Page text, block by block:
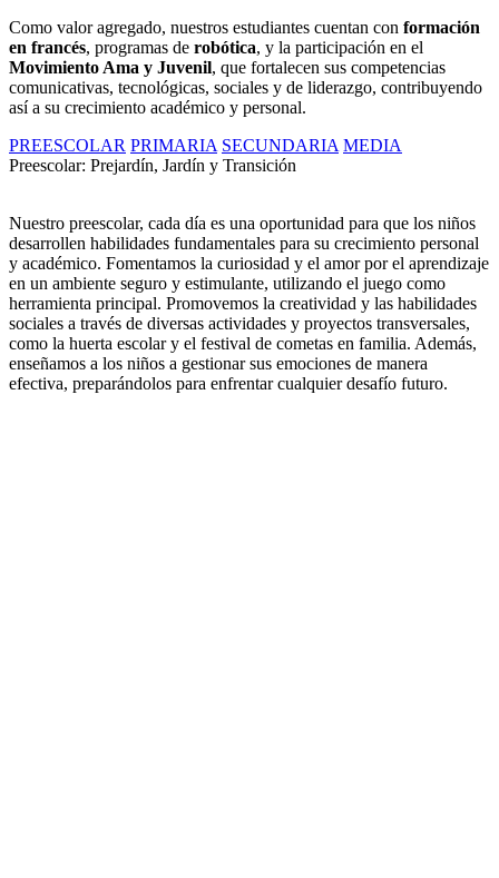
Como valor agregado, nuestros estudiantes cuentan con formación
en francés, programas de robótica, y la participación en el
Movimiento Ama y Juvenil, que fortalecen sus competencias
comunicativas, tecnológicas, sociales y de liderazgo, contribuyendo
así a su crecimiento académico y personal.
PREESCOLAR PRIMARIA SECUNDARIA MEDIA
Preescolar: Prejardín, Jardín y Transición
Nuestro preescolar, cada día es una oportunidad para que los niños
desarrollen habilidades fundamentales para su crecimiento personal
y académico. Fomentamos la curiosidad y el amor por el aprendizaje
en un ambiente seguro y estimulante, utilizando el juego como
herramienta principal. Promovemos la creatividad y las habilidades
sociales a través de diversas actividades y proyectos transversales,
como la huerta escolar y el festival de cometas en familia. Además,
enseñamos a los niños a gestionar sus emociones de manera
efectiva, preparándolos para enfrentar cualquier desafío futuro.